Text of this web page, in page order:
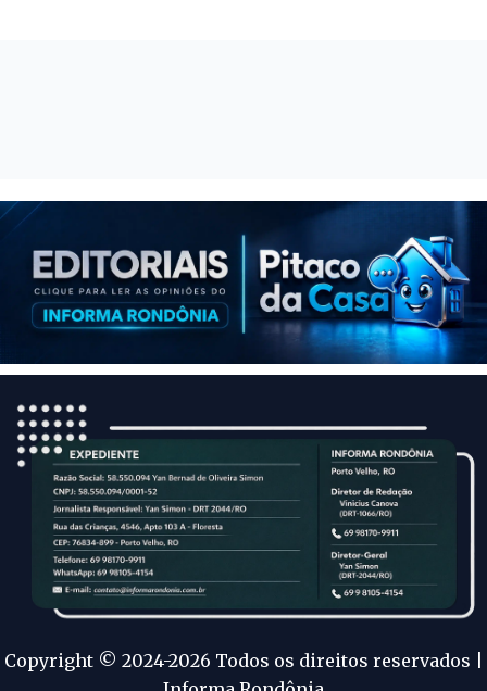
Copyright © 2024-2026 Todos os direitos reservados |